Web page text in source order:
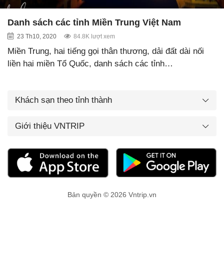
Danh sách các tỉnh Miền Trung Việt Nam
23 Th10, 2020 84.8K lượt xem
Miền Trung, hai tiếng gọi thân thương, dải đất dài nối
liền hai miền Tổ Quốc, danh sách các tỉnh…
Khách sạn theo tỉnh thành
Giới thiệu VNTRIP
Bản quyền © 2026 Vntrip.vn